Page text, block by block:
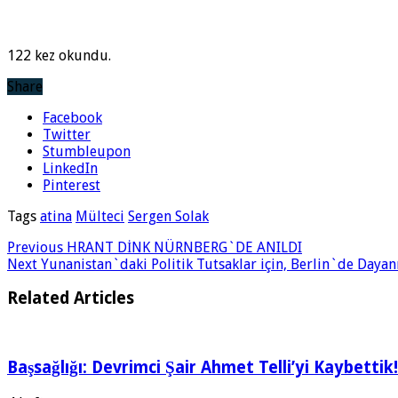
122 kez okundu.
Share
Facebook
Twitter
Stumbleupon
LinkedIn
Pinterest
Tags atina Mülteci Sergen Solak
Previous HRANT DİNK NÜRNBERG`DE ANILDI
Next Yunanistan`daki Politik Tutsaklar için, Berlin`de
Related Articles
Başsağlığı: Devrimci Şair Ahmet Telli’yi Kaybettik!